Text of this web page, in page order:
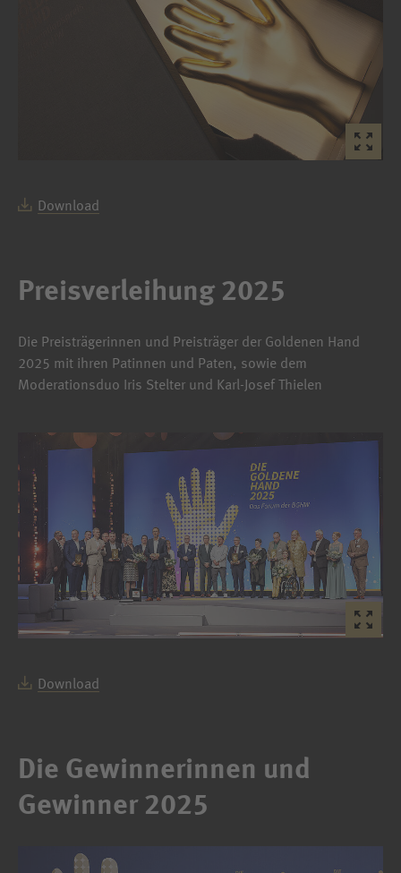
Download
Preisverleihung 2025
Die Preisträgerinnen und Preisträger der Goldenen Hand
2025 mit ihren Patinnen und Paten, sowie dem
Moderationsduo Iris Stelter und Karl-Josef Thielen
Download
Die Gewinnerinnen und
Gewinner 2025